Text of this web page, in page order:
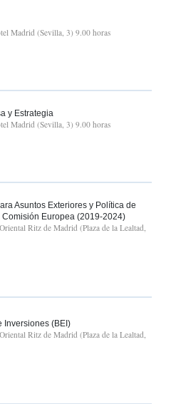
Madrid (Sevilla, 3) 9.00 horas
y Estrategia
Madrid (Sevilla, 3) 9.00 horas
Asuntos Exteriores y Política de
Europea (2019-2024)
Ritz de Madrid (Plaza de la Lealtad,
Inversiones (BEI)
Ritz de Madrid (Plaza de la Lealtad,